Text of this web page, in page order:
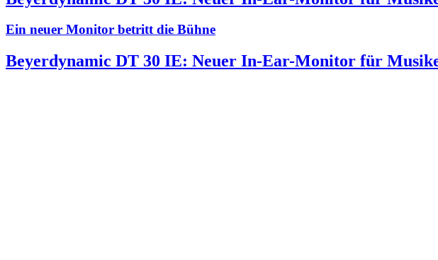
Ein neuer Monitor betritt die Bühne
Beyerdynamic DT 30 IE: Neuer In-Ear-Monitor für